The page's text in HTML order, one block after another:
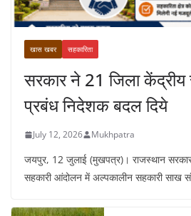
खास खबर सहकारिता
सरकार ने 21 जिला
प्रबंध निदेशक बदल दिये
July 12, 2026 Mukhpatra
जयपुर, 12 जुलाई (मुखपत्र)। राजस्थान सरकार
सहकारी आंदोलन में अल्पकालीन सहकारी साख